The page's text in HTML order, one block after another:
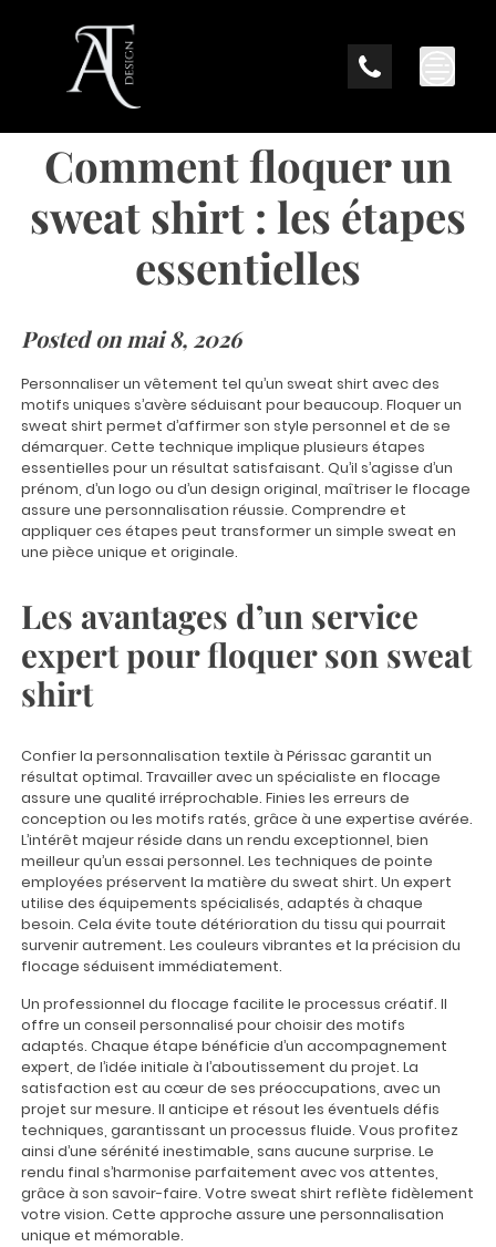
Comment floquer un
sweat shirt : les étapes
essentielles
Posted on mai 8, 2026
Personnaliser un vêtement tel qu’un sweat shirt avec des
motifs uniques s’avère séduisant pour beaucoup. Floquer un
sweat shirt permet d’affirmer son style personnel et de se
démarquer. Cette technique implique plusieurs étapes
essentielles pour un résultat satisfaisant. Qu’il s’agisse d’un
prénom, d’un logo ou d’un design original, maîtriser le flocage
assure une personnalisation réussie. Comprendre et
appliquer ces étapes peut transformer un simple sweat en
une pièce unique et originale.
Les avantages d’un service
expert pour floquer son sweat
shirt
Confier lapersonnalisation textile à Périssacgarantit un
résultat optimal. Travailler avec un spécialiste en flocage
assure une qualité irréprochable. Finies les erreurs de
conception ou les motifs ratés, grâce à une expertise avérée.
L’intérêt majeur réside dans un rendu exceptionnel, bien
meilleur qu’un essai personnel. Les techniques de pointe
employées préservent la matière du sweat shirt. Un expert
utilise des équipements spécialisés, adaptés à chaque
besoin. Cela évite toute détérioration du tissu qui pourrait
survenir autrement. Les couleurs vibrantes et la précision du
flocage séduisent immédiatement.
Un professionnel du flocage facilite le processus créatif. Il
offre un conseil personnalisé pour choisir des motifs
adaptés. Chaque étape bénéficie d’un accompagnement
expert, de l’idée initiale à l’aboutissement du projet. La
satisfaction est au cœur de ses préoccupations, avec un
projet sur mesure. Il anticipe et résout les éventuels défis
techniques, garantissant un processus fluide. Vous profitez
ainsi d’une sérénité inestimable, sans aucune surprise. Le
rendu final s’harmonise parfaitement avec vos attentes,
grâce à son savoir-faire. Votre sweat shirt reflète fidèlement
votre vision. Cette approche assure une personnalisation
unique et mémorable.